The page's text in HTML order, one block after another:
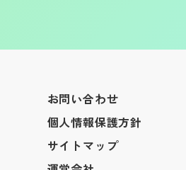
お問い合わせ
個人情報保護方針
サイトマップ